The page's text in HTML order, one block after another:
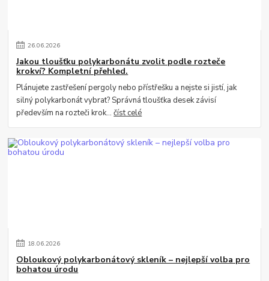
26.06.2026
Jakou tloušťku polykarbonátu zvolit podle rozteče
krokví? Kompletní přehled.
Plánujete zastřešení pergoly nebo přístřešku a nejste si jistí, jak
silný polykarbonát vybrat? Správná tloušťka desek závisí
především na rozteči krok...číst celé
18.06.2026
Obloukový polykarbonátový skleník – nejlepší volba pro
bohatou úrodu